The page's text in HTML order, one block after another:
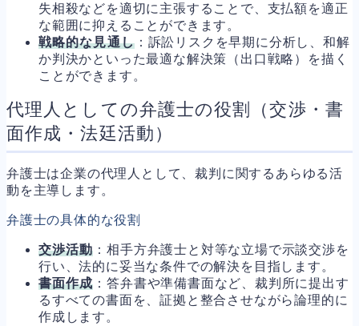
失相殺などを適切に主張することで、支払額を適正
な範囲に抑えることができます。
戦略的な見通し：訴訟リスクを早期に分析し、和解
か判決かといった最適な解決策（出口戦略）を描く
ことができます。
代理人としての弁護士の役割（交渉・書
面作成・法廷活動）
弁護士は企業の代理人として、裁判に関するあらゆる活
動を主導します。
弁護士の具体的な役割
交渉活動 ：相手方弁護士と対等な立場で示談交渉を
行い、法的に妥当な条件での解決を目指します。
書面作成 ：答弁書や準備書面など、裁判所に提出す
るすべての書面を、証拠と整合させながら論理的に
作成します。